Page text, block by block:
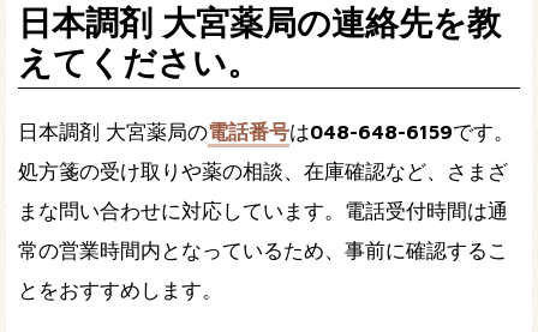
日本調剤 大宮薬局の連絡先を教
えてください。
日本調剤 大宮薬局の電話番号は048-648-6159です。
処方箋の受け取りや薬の相談、在庫確認など、さまざ
まな問い合わせに対応しています。電話受付時間は通
常の営業時間内となっているため、事前に確認するこ
とをおすすめします。